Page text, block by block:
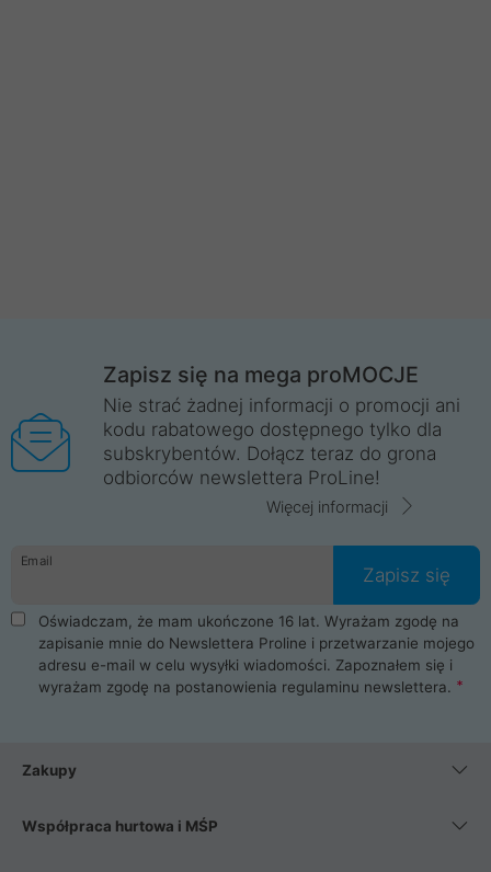
Zapisz się na mega proMOCJE
Nie strać żadnej informacji o promocji ani
kodu rabatowego dostępnego tylko dla
subskrybentów. Dołącz teraz do grona
odbiorców newslettera ProLine!
Więcej informacji
Email
Zapisz się
Oświadczam, że mam ukończone 16 lat. Wyrażam zgodę na
zapisanie mnie do Newslettera Proline i przetwarzanie mojego
adresu e-mail w celu wysyłki wiadomości. Zapoznałem się i
wyrażam zgodę na postanowienia regulaminu newslettera.
Zakupy
Współpraca hurtowa i MŚP